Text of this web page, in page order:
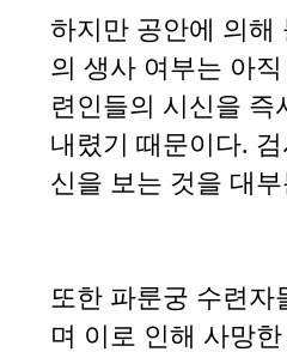
하지만 공안에 의해
의 생사 여부는 아
련인들의 시신을
내렸기 때문이다.
신을 보는 것을 대
또한 파룬궁 수련자
며 이로 인해 사망